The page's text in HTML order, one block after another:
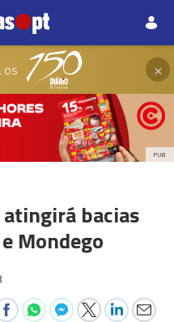
os ×
PUB
bacias
Mondego